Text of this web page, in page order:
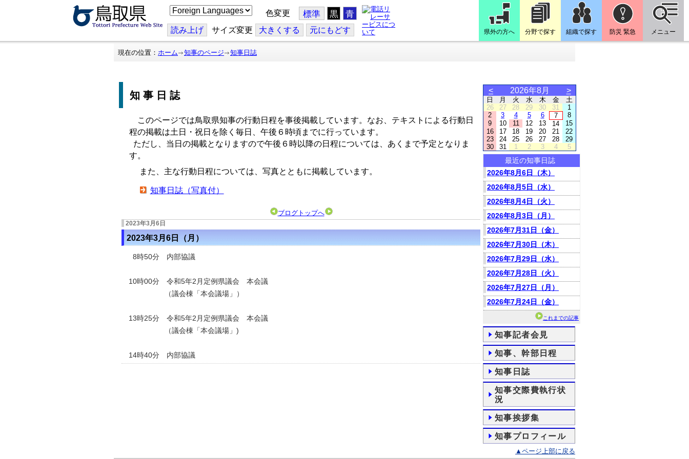
こ
の
ジ
を
翻
色変更 標準 黒 青
読み上げ サイズ変更 大きくする 元にもどす 県外の方へ 分野で探す 組織で探す 防災 緊急 メニュー
現在の位置： ホーム 知事のページ 知事日誌
知事日誌
このページでは鳥取県知事の行動日程を事後掲載しています。なお、テキストによる行動日
程の掲載は土日・祝日を除く毎日、午後６時頃までに行っています。
ただし、当日の掲載となりますので午後６時以降の日程については、あくまで予定となりま
す。
また、主な行動日程については、写真とともに掲載しています。
知事日誌（写真付）
ブログトップへ
2023年3月6日
2023年3月6日（月）
8時50分 内部協議
10時00分 令和5年2月定例県議会 本会議
（議会棟「本会議場」）
13時25分 令和5年2月定例県議会 本会議
（議会棟「本会議場」)
14時40分 内部協議
< 2026年8月 >
日 月 火 水 木 金
土
26
27 28 29 30 31
1
2
3 4 5 6 7
8
9
10 11 12 13 14
15
16
17 18 19 20 21
22
23
24 25 26 27 28
29
30
31 1 2 3 4 5
最近の知事日誌
2026年8月6日（木）
2026年8月5日（水）
2026年8月4日（火）
2026年8月3日（月）
2026年7月31日（金）
2026年7月30日（木）
2026年7月29日（水）
2026年7月28日（火）
2026年7月27日（月）
2026年7月24日（金）
これまでの記事
知事記者会見
知事、幹部日程
知事日誌
知事交際費執行状
況
知事挨拶集
知事プロフィール
▲ページ上部に戻る